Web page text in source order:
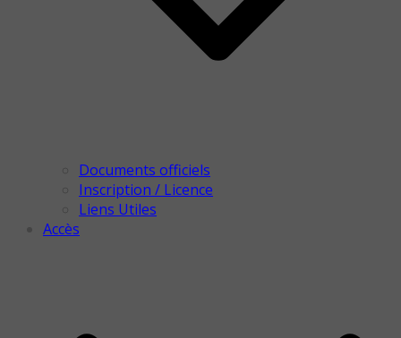
Documents officiels
Inscription / Licence
Liens Utiles
Accès